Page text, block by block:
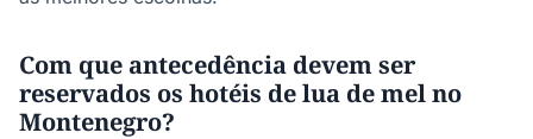
Com que antecedência devem ser
reservados os hotéis de lua de mel no
Montenegro?